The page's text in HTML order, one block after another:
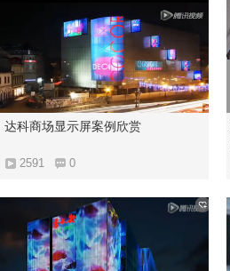
达科商场显示屏案例欣赏
2591 0